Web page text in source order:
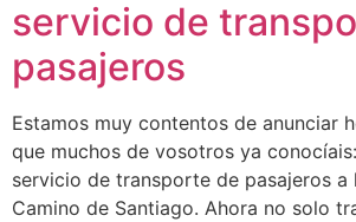
servicio de
pasajeros
Estamos muy contentos de anunciar
que muchos de vosotros ya
servicio de transporte de pasajeros a
Camino de Santiago. Ahora no solo